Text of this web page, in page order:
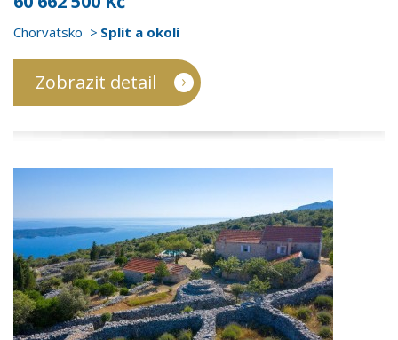
Chorvatsko Split a okolí
Zobrazit detail